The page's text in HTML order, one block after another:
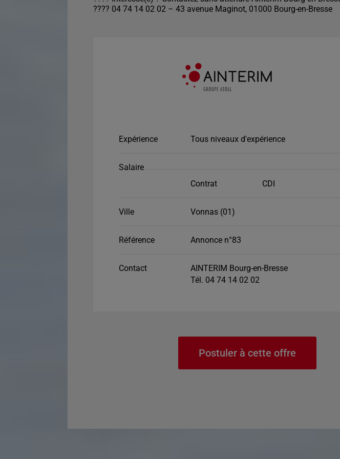
???? 04 74 14 02 02 – 43 avenue Maginot, 01000 Bourg-en-Bresse
Expérience Tous niveaux d'expérience
Salaire
Contrat
CDI
Ville Vonnas (01)
Référence Annonce n°83
Contact
AINTERIM Bourg-en-Bresse
Tél. 04 74 14 02 02
Postuler à cette offre